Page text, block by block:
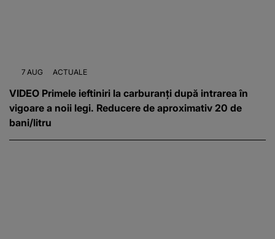
7 AUG ACTUALE
VIDEO Primele ieftiniri la carburanți după intrarea în
vigoare a noii legi. Reducere de aproximativ 20 de
bani/litru